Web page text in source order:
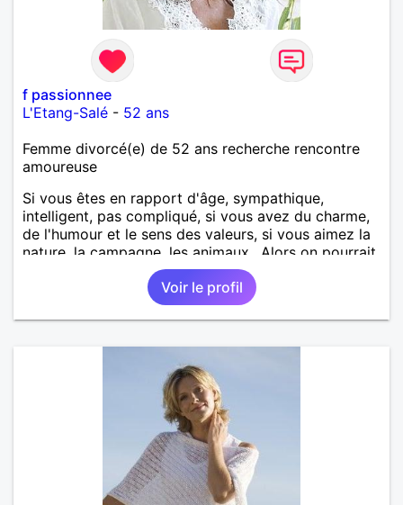
f passionnee
L'Etang-Salé - 52 ans
Femme divorcé(e) de 52 ans recherche rencontre
amoureuse
Si vous êtes en rapport d'âge, sympathique,
intelligent, pas compliqué, si vous avez du charme,
de l'humour et le sens des valeurs, si vous aimez la
nature, la campagne, les animaux.. Alors on pourrait
s'entendre, du coup n'hésitez pas à me contacter.
Voir le profil